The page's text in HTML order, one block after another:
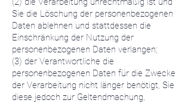
Sie die Löschung der personenbezogenen
Daten ablehnen und stattdessen die
Einschränkung der Nutzung der
personenbezogenen Daten verlangen;
(3) der Verantwortliche die
personenbezogenen Daten für die Zwecke
der Verarbeitung nicht länger benötigt, Sie
diese jedoch zur Geltendmachung,